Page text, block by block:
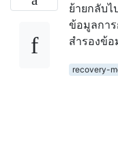
ย้ายกลับ
ข้อมูลกา
สำรองข้อ
recovery-